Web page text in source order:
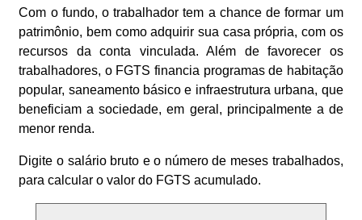
Com o fundo, o trabalhador tem a chance de formar um
patrimônio, bem como adquirir sua casa própria, com os
recursos da conta vinculada. Além de favorecer os
trabalhadores, o FGTS financia programas de habitação
popular, saneamento básico e infraestrutura urbana, que
beneficiam a sociedade, em geral, principalmente a de
menor renda.
Digite o salário bruto e o número de meses trabalhados,
para calcular o valor do FGTS acumulado.